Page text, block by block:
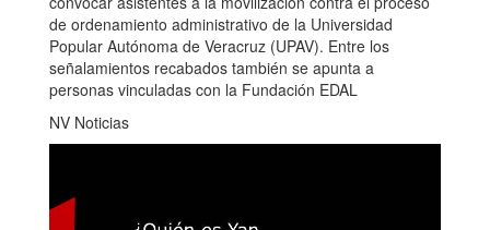
de ordenamiento administrativo de la Universidad
Popular Autónoma de Veracruz (UPAV). Entre los
señalamientos recabados también se apunta a
personas vinculadas con la Fundación EDAL
NV Noticias